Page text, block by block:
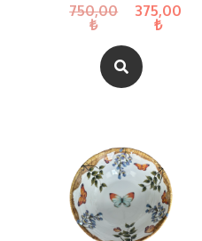
750,00
₺
375,00
₺